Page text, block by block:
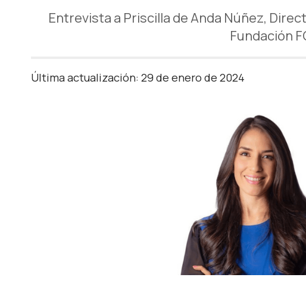
Entrevista a Priscilla de Anda Núñez,
Fundación
Última actualización: 29 de enero de 2024